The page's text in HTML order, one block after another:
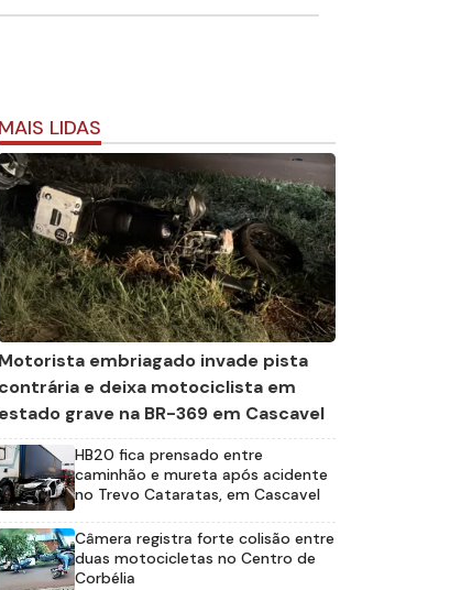
MAIS LIDAS
Motorista embriagado invade pista
contrária e deixa motociclista em
estado grave na BR-369 em Cascavel
HB20 fica prensado entre
caminhão e mureta após acidente
no Trevo Cataratas, em Cascavel
Câmera registra forte colisão entre
duas motocicletas no Centro de
Corbélia